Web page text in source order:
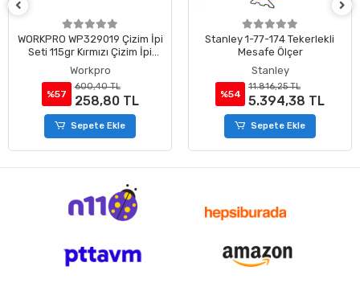
WORKPRO WP329019 Çizim İpi
Seti 115gr Kırmızı Çizim İpi
Boyası + Mini Su Terazisi +
30M Çizim İpi
Workpro
%57
600,40 TL
258,80 TL
Sepete Ekle
Stanley 1-77-174 Tekerlekli
Mesafe Ölçer
Stanley
%54
11.816,25 TL
5.394,38 TL
Sepete Ekle